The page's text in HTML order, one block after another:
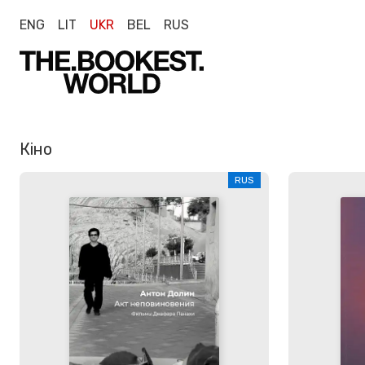
ENG LIT UKR BEL RUS
Кіно
RUS